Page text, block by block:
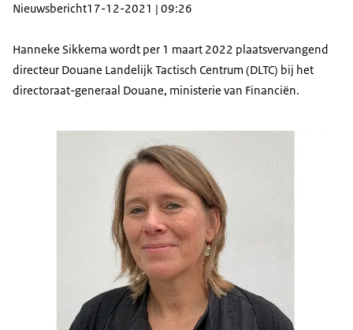
Nieuwsbericht17-12-2021 | 09:26
Hanneke Sikkema wordt per 1 maart 2022 plaatsvervangend
directeur Douane Landelijk Tactisch Centrum (DLTC) bij het
directoraat-generaal Douane, ministerie van Financiën.